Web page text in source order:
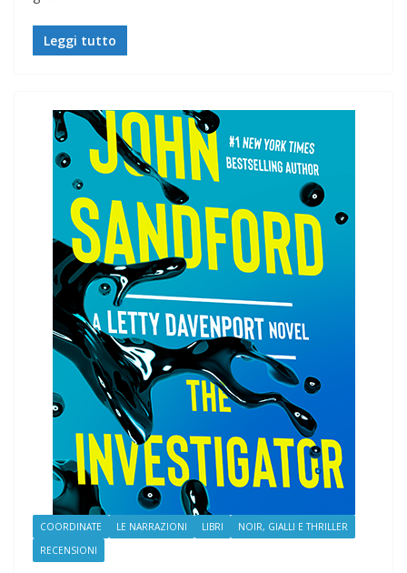
Leggi tutto
COORDINATE LE NARRAZIONI LIBRI
NOIR, GIALLI E THRILLER
RECENSIONI